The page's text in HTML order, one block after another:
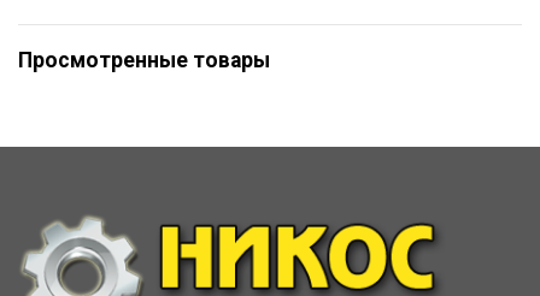
Просмотренные товары